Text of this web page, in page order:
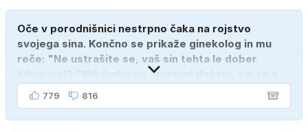
Oče v porodnišnici nestrpno čaka na rojstvo
svojega sina. Končno se prikaže ginekolog in mu
reče: "Ne ustrašite se, vaš sin tehta le dober
kilogram!" "Nič čudnega, gospod doktor, saj se z
ženo poznava šele tri mesece."
779 816